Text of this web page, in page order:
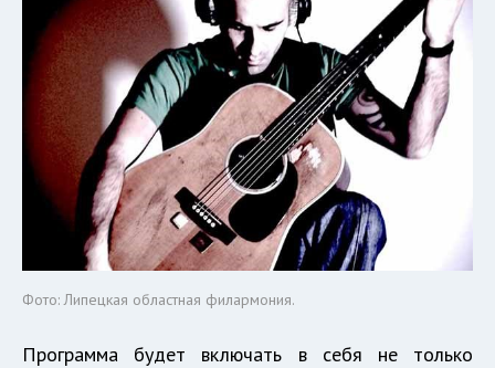
Фото: Липецкая областная филармония.
Программа будет включать в себя не только